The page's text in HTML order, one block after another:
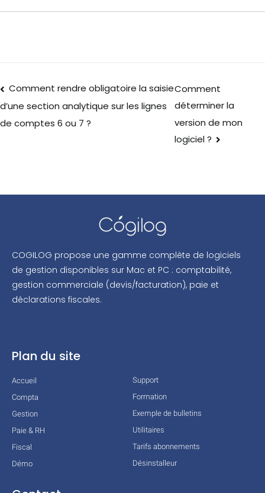
Comment rendre obligatoire la saisie
d’une section analytique sur les lignes
de comptes 6 ou 7 ?
Comment
déterminer la
version de mon
logiciel ?
COGILOG propose une gamme complète de logiciels
de gestion disponibles sur Mac et PC : comptabilité,
gestion commerciale (devis/facturation), paie et
déclarations fiscales.
Plan du site
Accueil
Compta
Gestion
Paie & RH
Fiscal
Démo
Support
Formation
Exemple de bulletins
Utilitaires
Tarifs abonnements
Désinstalleur